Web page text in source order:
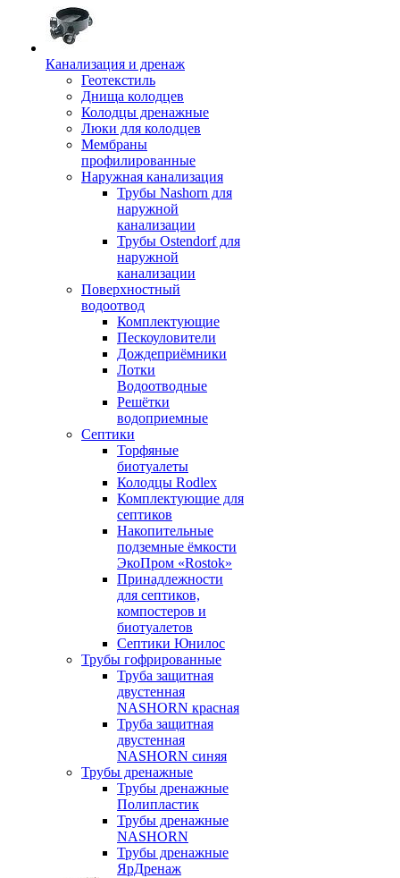
Канализация и дренаж
Геотекстиль
Днища колодцев
Колодцы дренажные
Люки для колодцев
Мембраны
профилированные
Наружная канализация
Трубы Nashorn для
наружной
канализации
Трубы Ostendorf для
наружной
канализации
Поверхностный
водоотвод
Комплектующие
Пескоуловители
Дождеприёмники
Лотки
Водоотводные
Решётки
водоприемные
Септики
Торфяные
биотуалеты
Колодцы Rodlex
Комплектующие для
септиков
Накопительные
подземные ёмкости
ЭкоПром «Rostok»
Принадлежности
для септиков,
компостеров и
биотуалетов
Септики Юнилос
Трубы гофрированные
Труба защитная
двустенная
NASHORN красная
Труба защитная
двустенная
NASHORN синяя
Трубы дренажные
Трубы дренажные
Полипластик
Трубы дренажные
NASHORN
Трубы дренажные
ЯрДренаж